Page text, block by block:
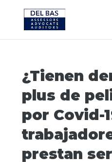
¿Tienen
plus de
por Covid-
prestan